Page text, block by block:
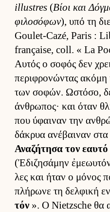
illustres (Βίοι και
φιλοσόφων), υπό τη
Goulet-Cazé, Paris :
française, coll. « La
Αυ­τός ο σοφός δεν
περιφρονώντας ακόμη
των σοφών. Ωστόσο,
άν­θρωπος· και όταν
που ύφαι­ναν την
δάκρυα ανέβαι­ναν στα
Αναζήτησα τον
(Ἐδιζησάμην
λες και ήταν ο μόνος
πλήρωνε τη δελ­φική
τόν ». Ο Nietzsche θα